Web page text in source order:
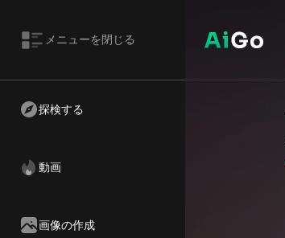
メニューを閉じる
探検する
動画
画像の作成